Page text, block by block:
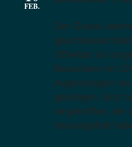
FEB.
Der Grund,
geschlossen
Offenbar ist
Besuchern im
Augenzeugen
gestiegen. Erst
eingetroffen, die
herausgeholt